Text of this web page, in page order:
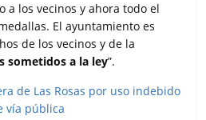
a los vecinos y ahora todo el
El ayuntamiento es
de los vecinos y de la
sometidos a la ley”.